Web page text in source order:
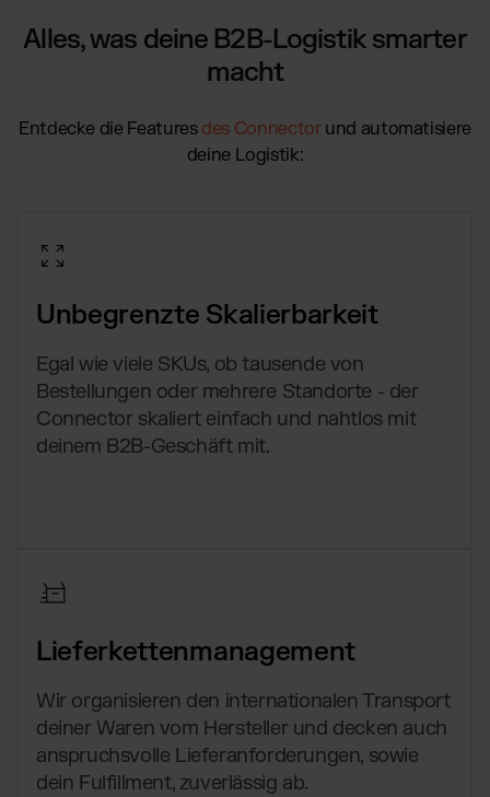
Alles, was deine B2B-Logistik smarter
macht
Entdecke die Features des Connectorund automatisiere
deine Logistik:
Unbegrenzte Skalierbarkeit
Egal wie viele SKUs, ob tausende von
Bestellungen oder mehrere Standorte - der
Connector skaliert einfach und nahtlos mit
deinem B2B-Geschäft mit.
Lieferkettenmanagement
Wir organisieren den internationalen Transport
deiner Waren vom Hersteller und decken auch
anspruchsvolle Lieferanforderungen, sowie
dein Fulfillment, zuverlässig ab.